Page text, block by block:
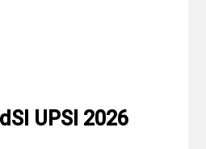
UPSI 2026